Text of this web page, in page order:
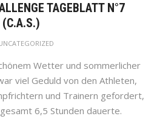
TAGEBLATT N°7
(C.A.S.)
Wetter und sommerlicher
viel Geduld von den Athleten,
und Trainern gefordert,
6,5 Stunden dauerte.